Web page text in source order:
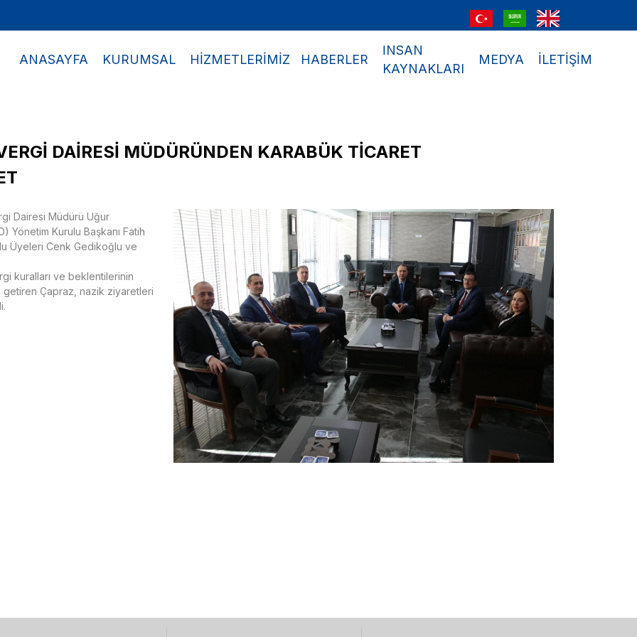
DAİRESİ MÜDÜRÜNDEN KARABÜK TİCARET
Dairesi Müdürü Uğur
Yönetim Kurulu Başkanı Fatih
Üyeleri Cenk Gedikoğlu ve
kuralları ve beklentilerinin
Çapraz, nazik ziyaretleri
ANASAYFA KURUMSAL HİZMETLERİMİZ HABERLER
İNSAN
KAYNAKLARI
MEDYA İLETİŞİM